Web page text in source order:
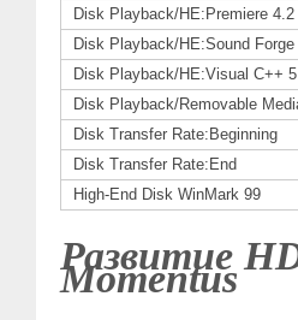
Disk Playback/HE:Premiere 4.2
Disk Playback/HE:Sound Forge
Disk Playback/HE:Visual C++
Disk Playback/Removable
Disk Transfer Rate:Beginning
Disk Transfer Rate:End
High-End Disk WinMark 99
Развитие
Momentus